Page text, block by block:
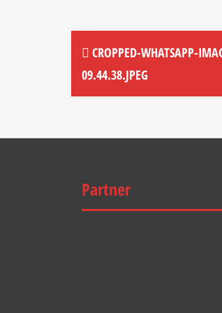
CROPPED-WHATSAPP-
09.44.38.JPEG
Partner